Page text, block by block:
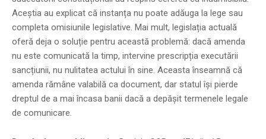
Aceștia au explicat că instanța nu poate adăuga la lege sau
completa omisiunile legislative. Mai mult, legislația actuală
oferă deja o soluție pentru această problemă: dacă amenda
nu este comunicată la timp, intervine prescripția executării
sancțiunii, nu nulitatea actului în sine. Aceasta înseamnă că
amenda rămâne valabilă ca document, dar statul își pierde
dreptul de a mai încasa banii dacă a depășit termenele legale
de comunicare.